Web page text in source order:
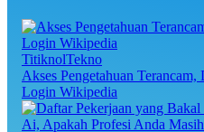
TitiknolTekno
Akses Pengetahuan
Login Wikipedia